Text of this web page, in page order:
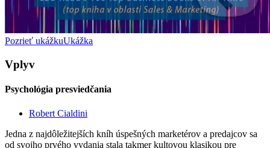
Pozrieť ukážkuUkážka
Vplyv
Psychológia presviedčania
Robert Cialdini
Jedna z najdôležitejších kníh úspešných marketérov a predajcov sa
od svojho prvého vydania stala takmer kultovou klasikou pre